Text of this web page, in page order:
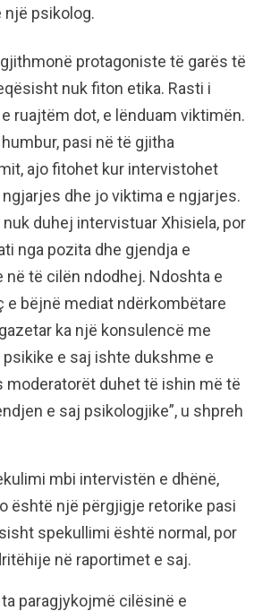
një psikolog.
protagoniste të garës të
nuk fiton etika. Rasti i
ruajtëm dot, e lënduam viktimën.
pasi në të gjitha
ajo fitohet kur intervistohet
dhe jo viktima e ngjarjes.
nuk duhej intervistuar Xhisiela, por
nga pozita dhe gjendja e
në të cilën ndodhej. Ndoshta e
e bëjnë mediat ndërkombëtare
ka një konsulencë me
e saj ishte dukshme e
moderatorët duhet të ishin më të
e saj psikologjike”, u shpreh
mbi intervistën e dhënë,
është një përgjigje retorike pasi
spekullimi është normal, por
në raportimet e saj.
paragjykojmë cilësinë e